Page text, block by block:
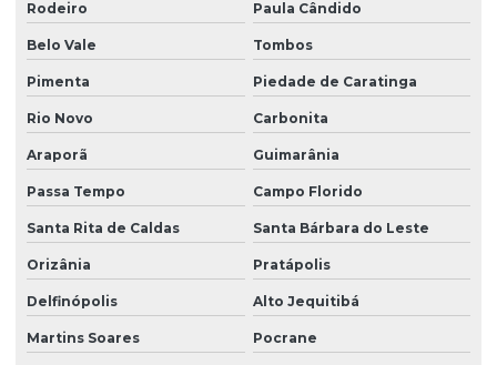
Rodeiro Paula Cândido
Belo Vale Tombos
Pimenta Piedade de Caratinga
Rio Novo Carbonita
Araporã Guimarânia
Passa Tempo Campo Florido
Santa Rita de Caldas Santa Bárbara do Leste
Orizânia Pratápolis
Delfinópolis Alto Jequitibá
Martins Soares Pocrane